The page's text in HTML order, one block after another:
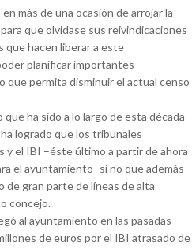
más de una ocasión de arrojar la
que olvidase sus reivindicaciones
que hacen liberar a este
planificar importantes
que permita disminuir el actual censo
que ha sido a lo largo de esta década
logrado que los tribunales
y el IBI –éste último a partir de ahora
el ayuntamiento- si no que además
de gran parte de líneas de alta
concejo.
al ayuntamiento en las pasadas
de euros por el IBI atrasado de